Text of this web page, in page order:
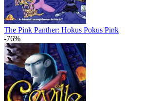
The Pink Panther: Hokus Pokus Pink
-76%